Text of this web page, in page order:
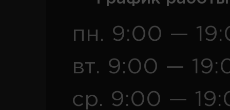
пн. 9:00 —
вт. 9:00 —
ср. 9:00 —